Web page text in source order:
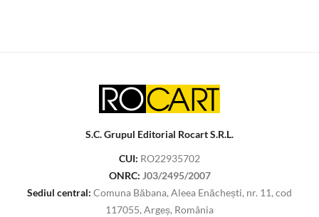
S.C. Grupul Editorial Rocart S.R.L.
CUI: RO22935702
ONRC: J03/2495/2007
Sediul central: Comuna Băbana, Aleea Enăchești, nr. 11, cod
117055, Argeș, România